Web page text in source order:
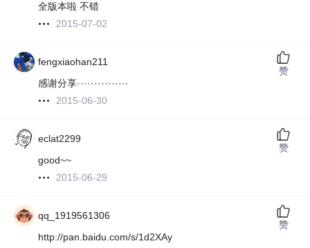
全版本啦 不错
2015-07-02
fengxiaohan211
感谢分享···············
2015-06-30
赞
eclat2299
good~~
2015-06-29
赞
qq_1919561306
http://pan.baidu.com/s/1d2XAy
赞